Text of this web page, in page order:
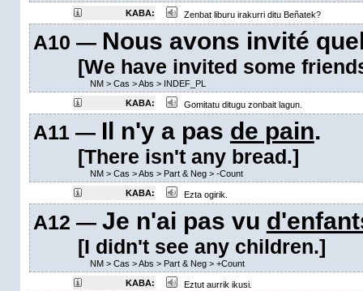
KABA: Zenbat liburu irakurri ditu Beñatek?
A10 — Nous avons invité
[We have invited some
NM> Cas >Abs > INDEF_PL
KABA:
Gomitatu ditugu zonbait lagun.
A11 — Il n'y a pas de pain.
[There isn't any bread.]
NM> Cas >Abs > Part & Neg> -Count
KABA:
Ezta ogirik.
A12 — Je n'ai pas vu
[I didn't see any children.]
NM> Cas >Abs > Part & Neg> +Count
KABA:
Eztut aurrik ikusi.